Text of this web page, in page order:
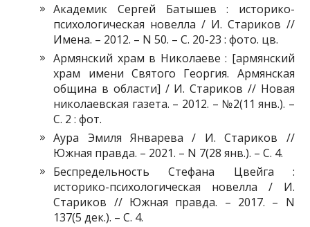
Академик Сергей Батышев : историко-
психологическая новелла / И. Стариков //
Имена. – 2012. – N 50. – С. 20-23 : фото. цв.
Армянский храм в Николаеве : [армянский
храм имени Святого Георгия. Армянская
община в области] / И. Стариков // Новая
николаевская газета. – 2012. – №2(11 янв.). –
С. 2 : фот.
Аура Эмиля Январева / И. Стариков //
Южная правда. – 2021. – N 7(28 янв.). – С. 4.
Беспредельность Стефана Цвейга :
историко-психологическая новелла / И.
Стариков // Южная правда. – 2017. – N
137(5 дек.). – С. 4.